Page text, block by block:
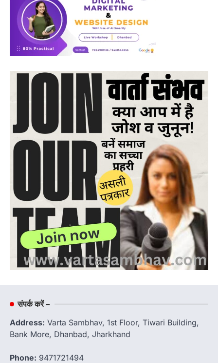
संपर्क करें –
Address: Varta Sambhav, 1st Floor, Tiwari Building,
Bank More, Dhanbad, Jharkhand
Phone: 9471721494